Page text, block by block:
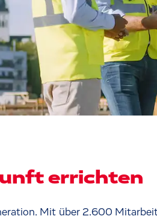
errichten
Mit über 2.600